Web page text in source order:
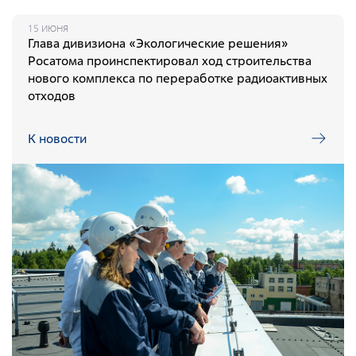
15 ИЮНЯ
Глава дивизиона «Экологические решения»
Росатома проинспектировал ход строительства
нового комплекса по переработке радиоактивных
отходов
К новости